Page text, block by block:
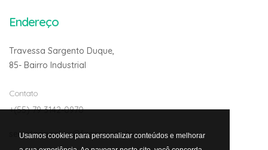
Usamos cookies para personalizar conteúdos e melhorar
Endereço
Travessa Sargento Duque,
85- Bairro Industrial
Contato
+(55) 79 3142-0970
secretariaonline@fanese.edu.br